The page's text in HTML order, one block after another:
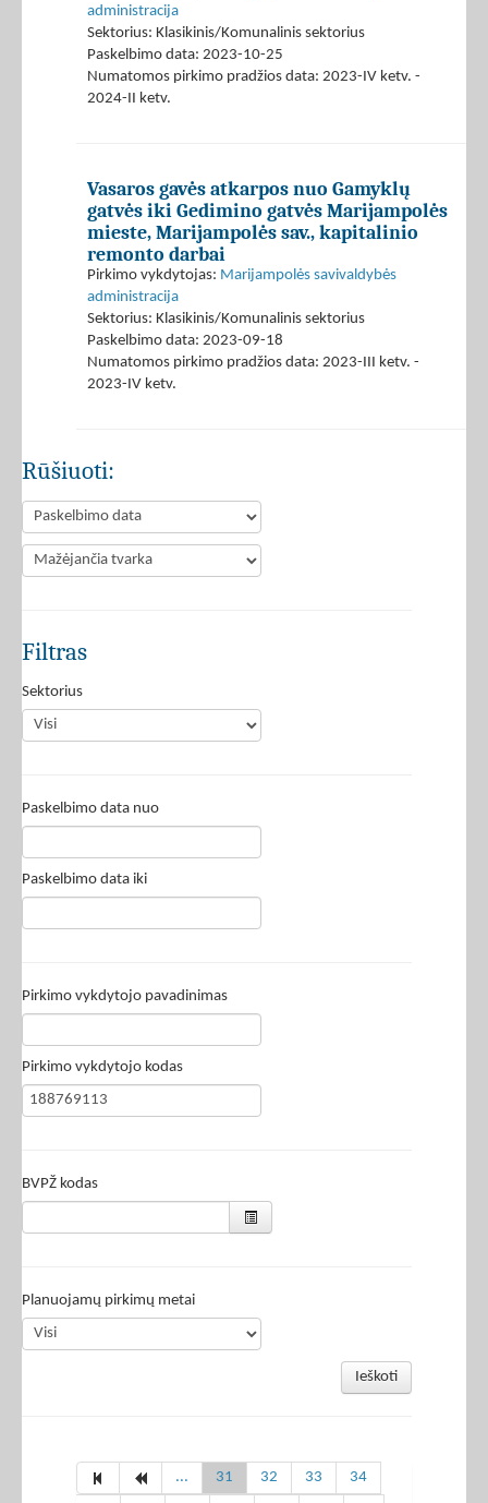
administracija
Sektorius: Klasikinis/Komunalinis sektorius
Paskelbimo data: 2023-10-25
Numatomos pirkimo pradžios data: 2023-IV ketv. -
2024-II ketv.
Vasaros gavės atkarpos nuo Gamyklų
gatvės iki Gedimino gatvės Marijampolės
mieste, Marijampolės sav., kapitalinio
remonto darbai
Pirkimo vykdytojas: Marijampolės savivaldybės
administracija
Sektorius: Klasikinis/Komunalinis sektorius
Paskelbimo data: 2023-09-18
Numatomos pirkimo pradžios data: 2023-III ketv. -
2023-IV ketv.
Rūšiuoti:
Filtras
Sektorius
Paskelbimo data nuo
Paskelbimo data iki
Pirkimo vykdytojo pavadinimas
Pirkimo vykdytojo kodas
BVPŽ kodas
Planuojamų pirkimų metai
Ieškoti
... 31 32 33
34